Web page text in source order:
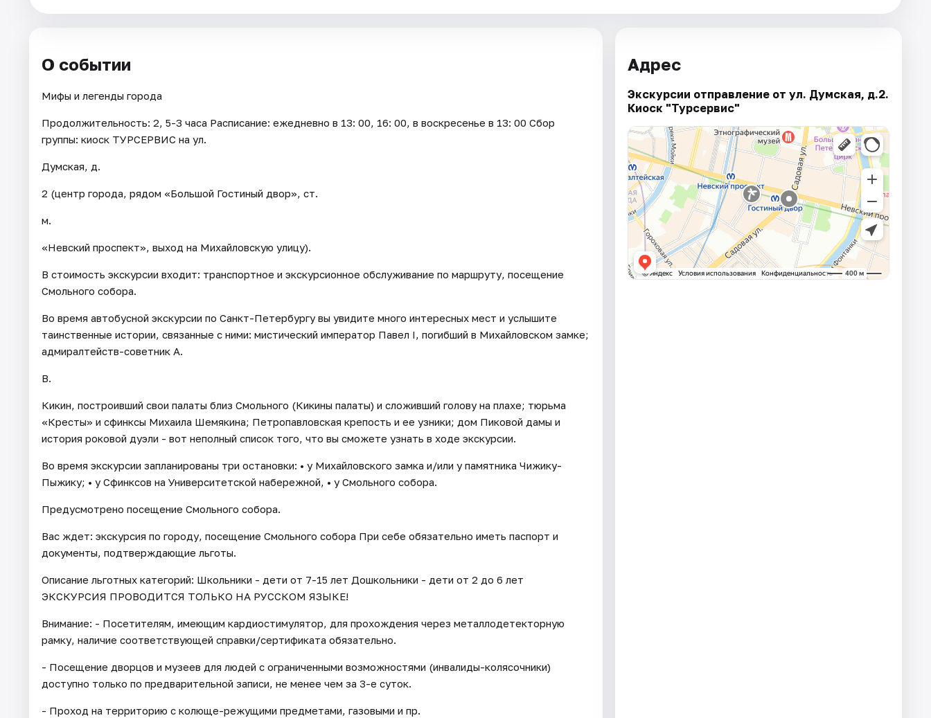
О событии
Мифы и легенды города
Продолжительность: 2, 5-3 часа Расписание: ежедневно в 13: 00, 16: 00, в воскресенье в 13: 00 Сбор
группы: киоск ТУРСЕРВИС на ул.
Думская, д.
2 (центр города, рядом «Большой Гостиный двор», ст.
м.
«Невский проспект», выход на Михайловскую улицу).
В стоимость экскурсии входит: транспортное и экскурсионное обслуживание по маршруту, посещение
Смольного собора.
Во время автобусной экскурсии по Санкт-Петербургу вы увидите много интересных мест и услышите
таинственные истории, связанные с ними: мистический император Павел I, погибший в Михайловском замке;
адмиралтейств-советник А.
В.
Кикин, построивший свои палаты близ Смольного (Кикины палаты) и сложивший голову на плахе; тюрьма
«Кресты» и сфинксы Михаила Шемякина; Петропавловская крепость и ее узники; дом Пиковой дамы и
история роковой дуэли - вот неполный список того, что вы сможете узнать в ходе экскурсии.
Во время экскурсии запланированы три остановки: • у Михайловского замка и/или у памятника Чижику-
Пыжику; • у Сфинксов на Университетской набережной, • у Смольного собора.
Предусмотрено посещение Смольного собора.
Вас ждет: экскурсия по городу, посещение Смольного собора При себе обязательно иметь паспорт и
документы, подтверждающие льготы.
Описание льготных категорий: Школьники - дети от 7-15 лет Дошкольники - дети от 2 до 6 лет
ЭКСКУРСИЯ ПРОВОДИТСЯ ТОЛЬКО НА РУССКОМ ЯЗЫКЕ!
Внимание: - Посетителям, имеющим кардиостимулятор, для прохождения через металлодетекторную
рамку, наличие соответствующей справки/сертификата обязательно.
- Посещение дворцов и музеев для людей с ограниченными возможностями (инвалиды-колясочники)
доступно только по предварительной записи, не менее чем за 3-е суток.
- Проход на территорию с колюще-режущими предметами, газовыми и пр.
Адрес
Экскурсии отправление от ул. Думская, д.2.
Киоск "Турсервис"